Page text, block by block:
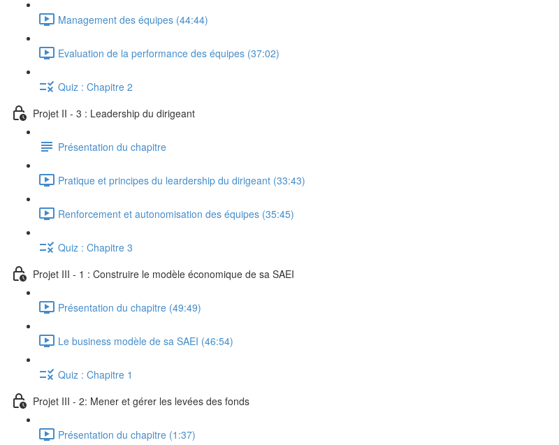
Management des équipes (44:44)
Evaluation de la performance des équipes (37:02)
Quiz : Chapitre 2
Projet II - 3 : Leadership du dirigeant
Présentation du chapitre
Pratique et principes du leardership du dirigeant (33:43)
Renforcement et autonomisation des équipes (35:45)
Quiz : Chapitre 3
Projet III - 1 : Construire le modèle économique de sa SAEI
Présentation du chapitre (49:49)
Le business modèle de sa SAEI (46:54)
Quiz : Chapitre 1
Projet III - 2: Mener et gérer les levées des fonds
Présentation du chapitre (1:37)